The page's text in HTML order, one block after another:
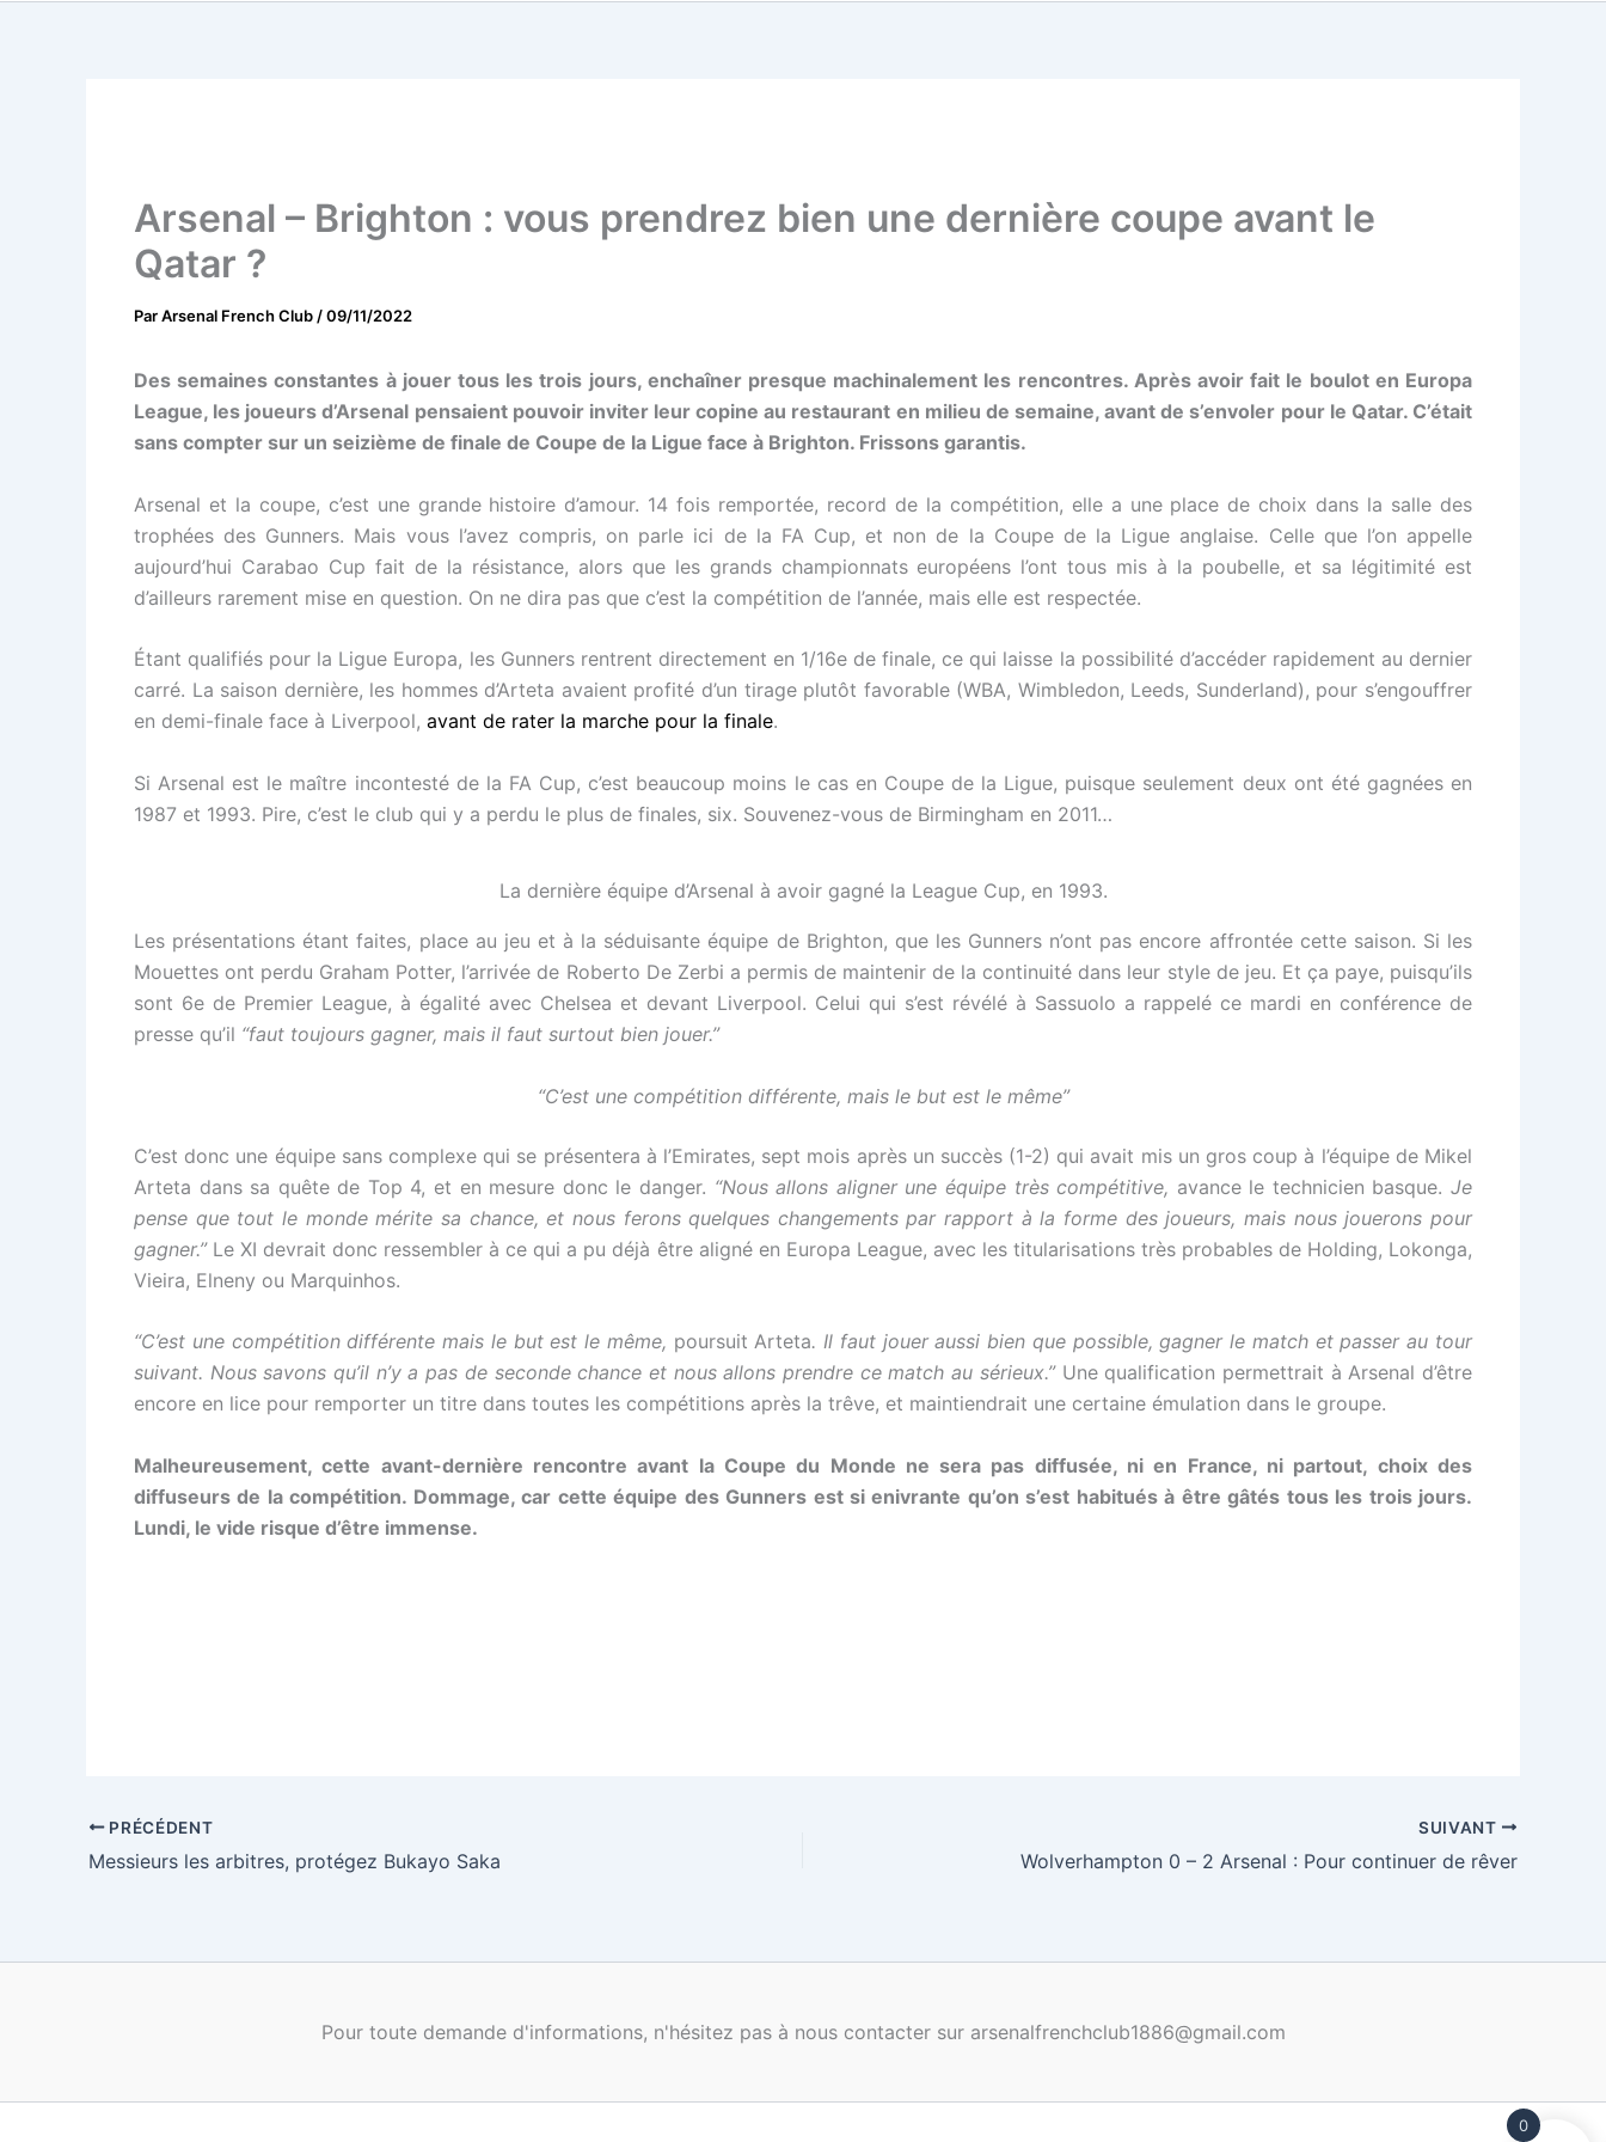
Arsenal – Brighton : vous prendrez bien une dernière coupe avant le
Qatar ?
ParArsenal French Club /09/11/2022
Des semaines constantes à jouer tous les trois jours, enchaîner presque machinalement les rencontres. Après avoir fait le boulot en Europa
League, les joueurs d’Arsenal pensaient pouvoir inviter leur copine au restaurant en milieu de semaine, avant de s’envoler pour le Qatar. C’était
sans compter sur un seizième de finale de Coupe de la Ligue face à Brighton. Frissons garantis.
Arsenal et la coupe, c’est une grande histoire d’amour. 14 fois remportée, record de la compétition, elle a une place de choix dans la salle des
trophées des Gunners. Mais vous l’avez compris, on parle ici de la FA Cup, et non de la Coupe de la Ligue anglaise. Celle que l’on appelle
aujourd’hui Carabao Cup fait de la résistance, alors que les grands championnats européens l’ont tous mis à la poubelle, et sa légitimité est
d’ailleurs rarement mise en question. On ne dira pas que c’est la compétition de l’année, mais elle est respectée.
Étant qualifiés pour la Ligue Europa, les Gunners rentrent directement en 1/16e de finale, ce qui laisse la possibilité d’accéder rapidement au dernier
carré. La saison dernière, les hommes d’Arteta avaient profité d’un tirage plutôt favorable (WBA, Wimbledon, Leeds, Sunderland), pour s’engouffrer
en demi-finale face à Liverpool, avant de rater la marche pour la finale.
Si Arsenal est le maître incontesté de la FA Cup, c’est beaucoup moins le cas en Coupe de la Ligue, puisque seulement deux ont été gagnées en
1987 et 1993. Pire, c’est le club qui y a perdu le plus de finales, six. Souvenez-vous de Birmingham en 2011…
La dernière équipe d’Arsenal à avoir gagné la League Cup, en 1993.
Les présentations étant faites, place au jeu et à la séduisante équipe de Brighton, que les Gunners n’ont pas encore affrontée cette saison. Si les
Mouettes ont perdu Graham Potter, l’arrivée de Roberto De Zerbi a permis de maintenir de la continuité dans leur style de jeu. Et ça paye, puisqu’ils
sont 6e de Premier League, à égalité avec Chelsea et devant Liverpool. Celui qui s’est révélé à Sassuolo a rappelé ce mardi en conférence de
presse qu’il “faut toujours gagner, mais il faut surtout bien jouer.”
“C’est une compétition différente, mais le but est le même”
C’est donc une équipe sans complexe qui se présentera à l’Emirates, sept mois après un succès (1-2) qui avait mis un gros coup à l’équipe de Mikel
Arteta dans sa quête de Top 4, et en mesure donc le danger. “Nous allons aligner une équipe très compétitive, avance le technicien basque. Je
pense que tout le monde mérite sa chance, et nous ferons quelques changements par rapport à la forme des joueurs, mais nous jouerons pour
gagner.” Le XI devrait donc ressembler à ce qui a pu déjà être aligné en Europa League, avec les titularisations très probables de Holding, Lokonga,
Vieira, Elneny ou Marquinhos.
“C’est une compétition différente mais le but est le même, poursuit Arteta. Il faut jouer aussi bien que possible, gagner le match et passer au tour
suivant. Nous savons qu’il n’y a pas de seconde chance et nous allons prendre ce match au sérieux.” Une qualification permettrait à Arsenal d’être
encore en lice pour remporter un titre dans toutes les compétitions après la trêve, et maintiendrait une certaine émulation dans le groupe.
Malheureusement, cette avant-dernière rencontre avant la Coupe du Monde ne sera pas diffusée, ni en France, ni partout, choix des
diffuseurs de la compétition. Dommage, car cette équipe des Gunners est si enivrante qu’on s’est habitués à être gâtés tous les trois jours.
Lundi, le vide risque d’être immense.
PRÉCÉDENT
Messieurs les arbitres, protégez Bukayo Saka
SUIVANT
Wolverhampton 0 – 2 Arsenal : Pour continuer de rêver
Pour toute demande d'informations, n'hésitez pas à nous contacter sur arsenalfrenchclub1886@gmail.com
0